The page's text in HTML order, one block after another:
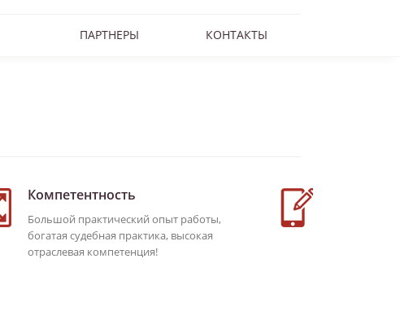
ПАРТНЕРЫ КОНТАКТЫ
Компетентность
Большой практический опыт работы,
богатая судебная практика, высокая
отраслевая компетенция!